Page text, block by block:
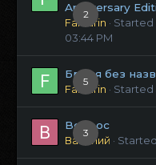
2
Anniversary
Fanfarin · Started
03:44 PM
5
Броня без
Fanfarin · Started
3
Вопрос
Василий · Started